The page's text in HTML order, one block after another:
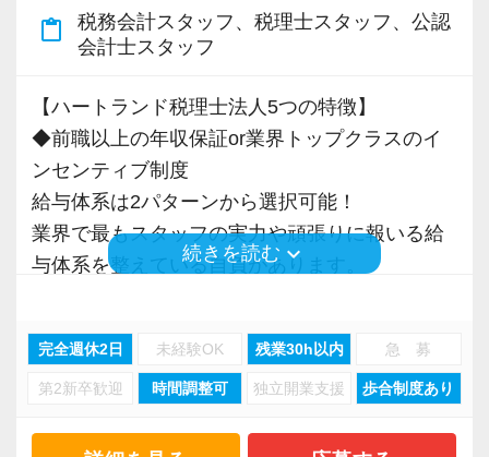
1,390万円／28歳／入社3年目／業界歴5年目／
顧問件数27件／年間顧問売上3,000万円（月給
額10万円）
1,580万円／40歳／入社7年目／業界歴12年／顧
問件数32件／年間顧問売上3,700万円（月給60
万円+平均インセンティブ月額51.5万円+管理職
手当月額20万円）
ケースが多く、顧問料も高くなる傾向にありま
す。
◆月給（Bパターン）
定残業代13万円を含む）
・試用期間中：35万円〜50万円以上（基本給
25.9万円〜37万円以上。45時間分の固定残業代
9.1万円〜13万円以上を含む）
※固定残業代は月の残業が45時間に達しない場
※試用期間の給与は現職給与を考慮。直近3ヶ月
の平均月給（残業代含む）が50万円以上の場
合、原則50万円以上でスタート。該当者は面接
新人スタッフは「教育担当」と「マネージャ
ー」の2名がメインでサポート。
さらに、業務で何か専門的な疑問が出てきた際
は、チームの垣根を越えてオフィスメンバー全
員が自身の得意分野の知見を出し合あって議論
を交わすなど、「全員で成長していこう」とい
う風土が根付いています。
その他、業務だけでなく些細な悩みも気軽に相
【待遇】
＜選べる給与体系＞
「前職以上の年収保証」or「業界最高水準のイ
ンセンティブ制度」
content_paste
税務会計スタッフ、税理士スタッフ、公認
会計士スタッフ
【ハートランド税理士法人5つの特徴】
◆前職以上の年収保証or業界トップクラスのイ
ンセンティブ制度
給与体系は2パターンから選択可能！
業界で最もスタッフの実力や頑張りに報いる給
与体系を整えている自負があります。
の社風
理不尽な対応を求められた場合は毅然とした態
続きを読むkeyboard_arrow_down
完全週休2日 未経験OK 残業30h以内 急 募
第2新卒歓迎 時間調整可 独立開業支援 歩合制度あり